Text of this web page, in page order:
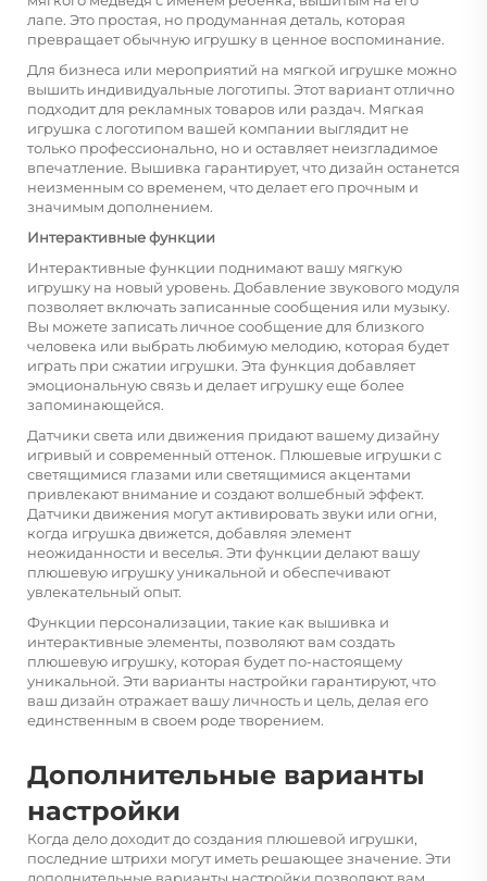
лапе. Это простая, но продуманная деталь, которая
превращает обычную игрушку в ценное воспоминание.
Для бизнеса или мероприятий на мягкой игрушке можно
вышить индивидуальные логотипы. Этот вариант отлично
подходит для рекламных товаров или раздач. Мягкая
игрушка с логотипом вашей компании выглядит не
только профессионально, но и оставляет неизгладимое
впечатление. Вышивка гарантирует, что дизайн останется
неизменным со временем, что делает его прочным и
значимым дополнением.
Интерактивные функции
Интерактивные функции поднимают вашу мягкую
игрушку на новый уровень. Добавление звукового модуля
позволяет включать записанные сообщения или музыку.
Вы можете записать личное сообщение для близкого
человека или выбрать любимую мелодию, которая будет
играть при сжатии игрушки. Эта функция добавляет
эмоциональную связь и делает игрушку еще более
запоминающейся.
Датчики света или движения придают вашему дизайну
игривый и современный оттенок. Плюшевые игрушки с
светящимися глазами или светящимися акцентами
привлекают внимание и создают волшебный эффект.
Датчики движения могут активировать звуки или огни,
когда игрушка движется, добавляя элемент
неожиданности и веселья. Эти функции делают вашу
плюшевую игрушку уникальной и обеспечивают
увлекательный опыт.
Функции персонализации, такие как вышивка и
интерактивные элементы, позволяют вам создать
плюшевую игрушку, которая будет по-настоящему
уникальной. Эти варианты настройки гарантируют, что
ваш дизайн отражает вашу личность и цель, делая его
единственным в своем роде творением.
Дополнительные варианты
настройки
Когда дело доходит до создания плюшевой игрушки,
последние штрихи могут иметь решающее значение. Эти